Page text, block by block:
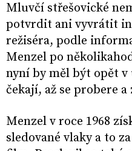
Mluvčí střešovické
potvrdit ani vyvrátit
režiséra, podle
Menzel po
nyní by měl být opět
čekají, až se probere
Menzel v roce 1968
sledované vlaky a to